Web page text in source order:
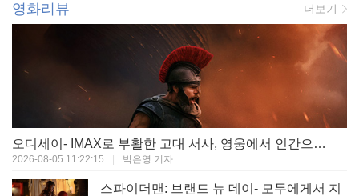
영화리뷰 더보기
오디세이- IMAX로 부활한 고대 서사, 영웅에서 인간으로의 귀환 (오락성 9 | 작품성 9)
2026-08-05 11:22:15 박은영 기자
스파이더맨: 브랜드 뉴 데이- 모두에게서 지